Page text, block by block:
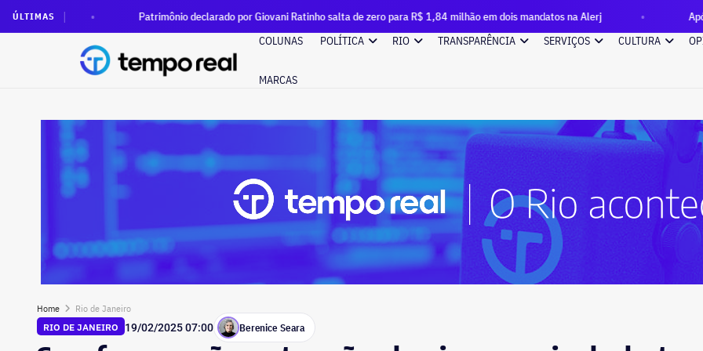
ÚLTIMAS Patrimônio declarado por Giovani Ratinho salta de zero para R$ 1,84 milhão em dois mandatos na Alerj
Após 16 anos,
COLUNAS
POLÍTICA RIO TRANSPARÊNCIA SERVIÇOS CULTURA
MARCAS
Home
Rio de Janeiro
RIO DE JANEIRO
19/02/2025 07:00 Berenice Seara